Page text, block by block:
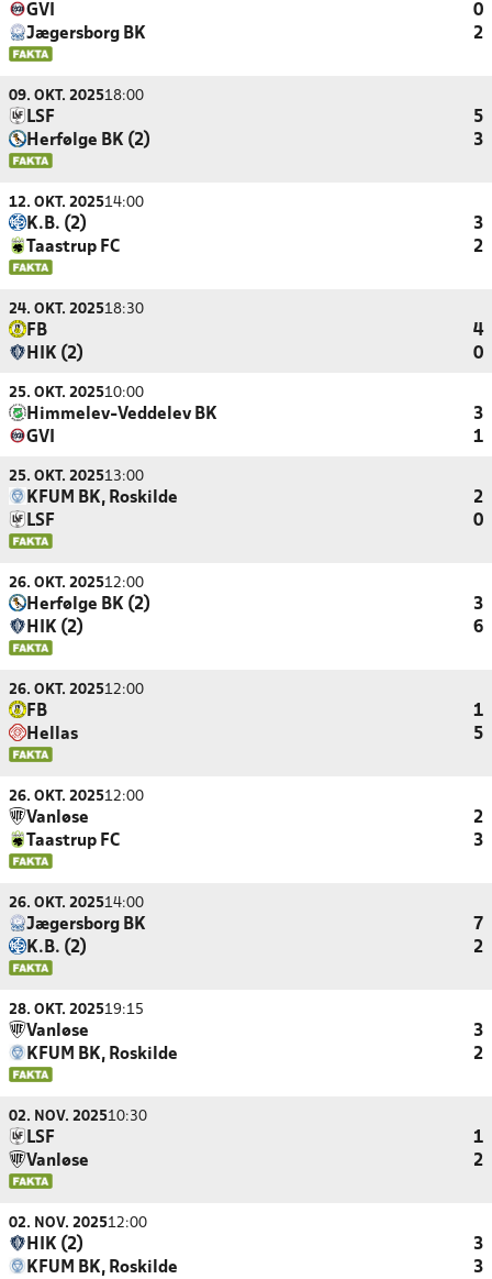
GVI
0
Jægersborg BK
2
09. OKT. 202518:00
LSF
5
Herfølge BK (2)
3
12. OKT. 202514:00
K.B. (2)
3
Taastrup FC
2
24. OKT. 202518:30
FB
4
HIK (2)
0
25. OKT. 202510:00
Himmelev-Veddelev BK
3
GVI
1
25. OKT. 202513:00
KFUM BK, Roskilde
2
LSF
0
26. OKT. 202512:00
Herfølge BK (2)
3
HIK (2)
6
26. OKT. 202512:00
FB
1
Hellas
5
26. OKT. 202512:00
Vanløse
2
Taastrup FC
3
26. OKT. 202514:00
Jægersborg BK
7
K.B. (2)
2
28. OKT. 202519:15
Vanløse
3
KFUM BK, Roskilde
2
02. NOV. 202510:30
LSF
1
Vanløse
2
02. NOV. 202512:00
HIK (2)
3
KFUM BK, Roskilde
3